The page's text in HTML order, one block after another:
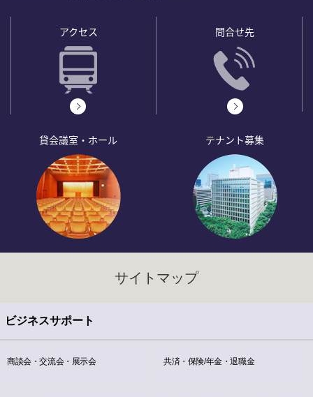
アクセス 問合せ先
貸会議室・ホール テナント募集
サイトマップ
ビジネスサポート
商談会・交流会・展示会 共済・保険/年金・退職金